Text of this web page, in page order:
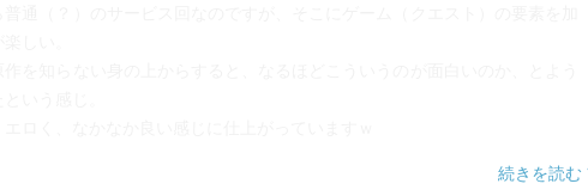
ジナルヒロイン・ルクスへの黒い影も迫っていたりして、シナリオもなかな